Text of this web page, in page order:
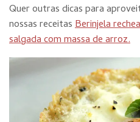
Quer outras dicas para
nossas receitasBerinjela
salgada com massa de arroz.